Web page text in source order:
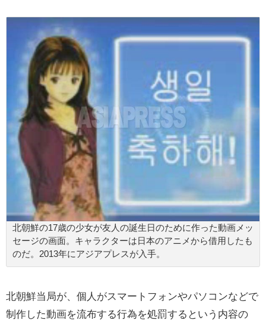
北朝鮮の17歳の少女が友人の誕生日のために作った動画メッ
セージの画面。キャラクターは日本のアニメから借用したも
のだ。2013年にアジアプレスが入手。
北朝鮮当局が、個人がスマートフォンやパソコンなどで
制作した動画を流布する行為を処罰するという内容の